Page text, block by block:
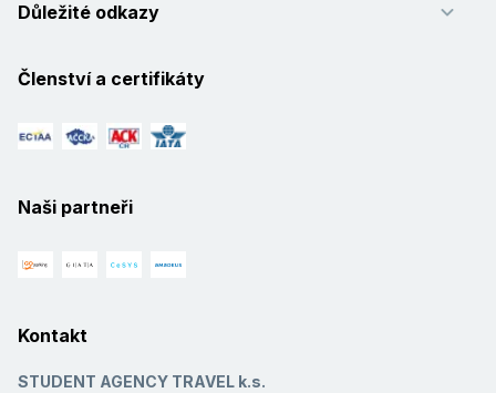
Důležité odkazy
Členství a certifikáty
Naši partneři
Kontakt
STUDENT AGENCY TRAVEL k.s.